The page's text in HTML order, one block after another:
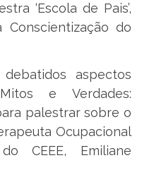
‘Escola de Pais’,
do
aspectos
e Verdades:
palestrar sobre o
Ocupacional
CEEE, Emiliane